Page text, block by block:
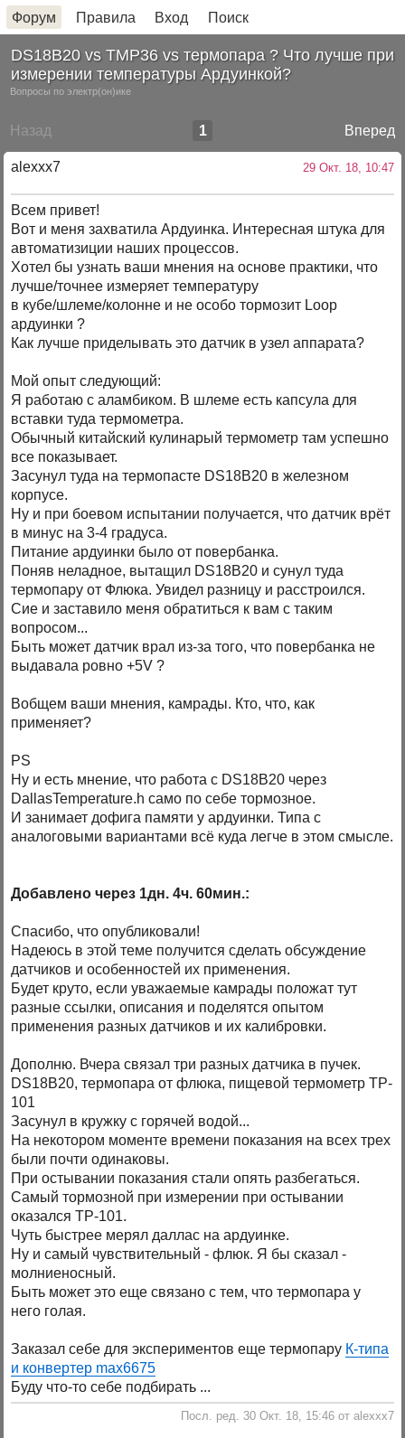
Форум Правила Вход Поиск
DS18B20 vs TMP36 vs термопара ? Что лучше при
измерении температуры Ардуинкой?
Вопросы по электр(он)ике
Назад Вперед
1
alexxx7 29 Окт. 18, 10:47
Всем привет!
Вот и меня захватила Ардуинка. Интересная штука для
автоматизиции наших процессов.
Хотел бы узнать ваши мнения на основе практики, что
лучше/точнее измеряет температуру
в кубе/шлеме/колонне и не особо тормозит Loop
ардуинки ?
Как лучше приделывать это датчик в узел аппарата?
Мой опыт следующий:
Я работаю с аламбиком. В шлеме есть капсула для
вставки туда термометра.
Обычный китайский кулинарый термометр там успешно
все показывает.
Засунул туда на термопасте DS18B20 в железном
корпусе.
Ну и при боевом испытании получается, что датчик врёт
в минус на 3-4 градуса.
Питание ардуинки было от повербанка.
Поняв неладное, вытащил DS18B20 и сунул туда
термопару от Флюка. Увидел разницу и расстроился.
Сие и заставило меня обратиться к вам с таким
вопросом...
Быть может датчик врал из-за того, что повербанка не
выдавала ровно +5V ?
Вобщем ваши мнения, камрады. Кто, что, как
применяет?
PS
Ну и есть мнение, что работа с DS18B20 через
DallasTemperature.h само по себе тормозное.
И занимает дофига памяти у ардуинки. Типа с
аналоговыми вариантами всё куда легче в этом смысле.
Добавлено через 1дн. 4ч. 60мин.:
Спасибо, что опубликовали!
Надеюсь в этой теме получится сделать обсуждение
датчиков и особенностей их применения.
Будет круто, если уважаемые камрады положат тут
разные ссылки, описания и поделятся опытом
применения разных датчиков и их калибровки.
Дополню. Вчера связал три разных датчика в пучек.
DS18B20, термопара от флюка, пищевой термометр ТP-
101
Засунул в кружку с горячей водой...
На некотором моменте времени показания на всех трех
были почти одинаковы.
При остывании показания стали опять разбегаться.
Самый тормозной при измерении при остывании
оказался ТP-101.
Чуть быстрее мерял даллас на ардуинке.
Ну и самый чувствительный - флюк. Я бы сказал -
молниеносный.
Быть может это еще связано с тем, что термопара у
него голая.
Заказал себе для экспериментов еще термопару К-типа
и конвертер max6675
Буду что-то себе подбирать ...
Посл. ред. 30 Окт. 18, 15:46 от alexxx7